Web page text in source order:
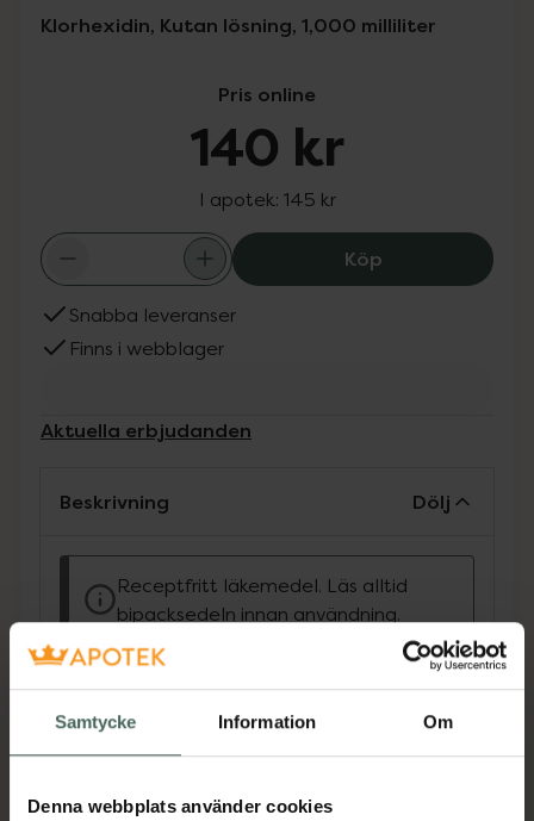
Samtycke Information Om
Denna webbplats använder cookies
Klorhexidin, Kutan lösning, 1,000 milliliter
Pris online
140 kr
I apotek: 145 kr
Köp
Snabba leveranser
Finns i webblager
Aktuella erbjudanden
Beskrivning Dölj
Receptfritt läkemedel. Läs alltid
bipacksedeln innan användning.
Klorhexidinsprit Fresenius Kabi (5 mg/ml) är en
kutan lösning för desinfektion av hud före
injektioner, punktioner, provtagning och
min) och undvik kontakt med